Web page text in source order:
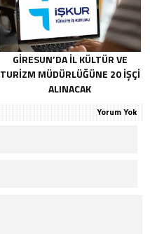
GIRESUN’DA İL KÜLTÜR VE
TURIZM MÜDÜRLÜĞÜNE 20 İŞÇI
ALINACAK
Yorum Yok